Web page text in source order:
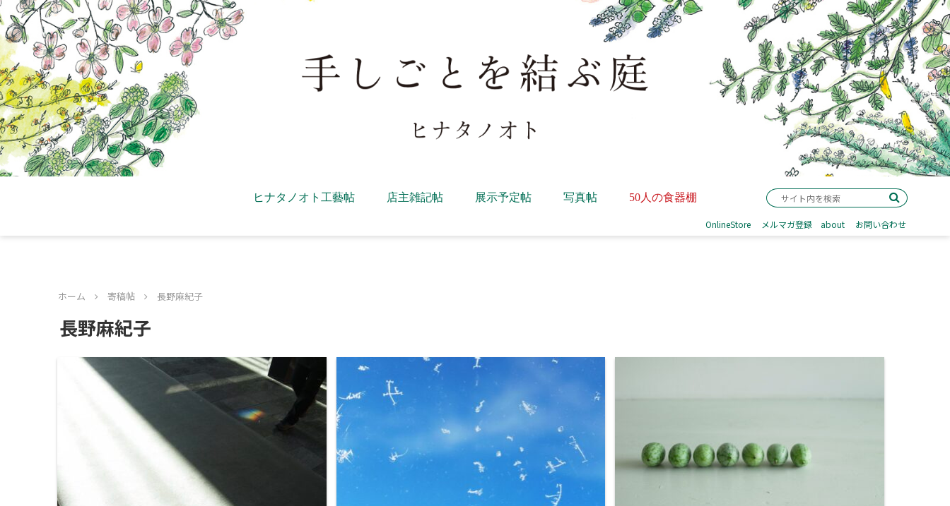
ヒナタノオト工藝帖 店主雑記帖 展示予定帖 写真帖 50人の食器棚
OnlineStore メルマガ登録 about お問い合わせ
ホーム 寄稿帖 長野麻紀子
長野麻紀子